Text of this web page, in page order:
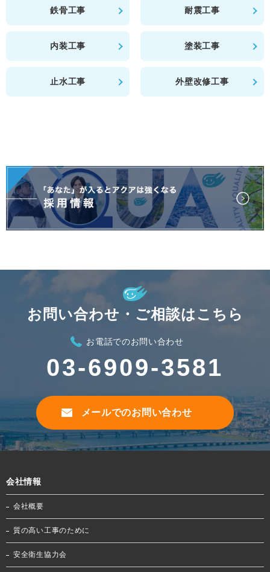
鉄骨工事 耐震工事
内装工事 塗装工事
止水工事 外壁改修工事
お問い合わせ・ご相談はこちら
お電話でのお問い合わせ
03-6909-3581
メールでのお問い合わせ
会社情報
会社概要
質の高い工事のために
安全衛生協力会